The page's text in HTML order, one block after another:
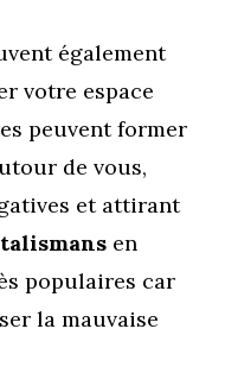
également
votre espace
peuvent former
de vous,
et attirant
talismans en
populaires car
la mauvaise